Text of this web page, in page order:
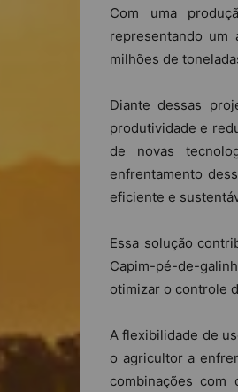
Com uma
representando um
milhões de
Diante dessas
produtividade e
de novas
enfrentamento
eficiente e
Essa solução
Capim-pé-de-
otimizar o controle
A flexibilidade de
o agricultor a
combinações